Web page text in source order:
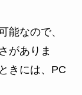
能なので、
がありま
きには、PC